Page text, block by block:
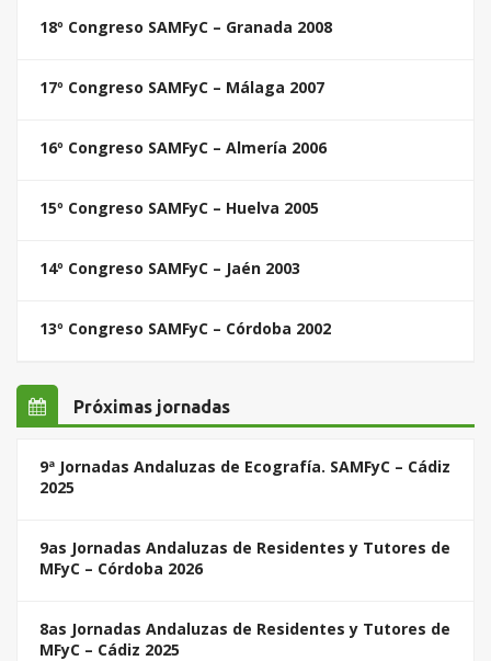
18º Congreso SAMFyC – Granada 2008
17º Congreso SAMFyC – Málaga 2007
16º Congreso SAMFyC – Almería 2006
15º Congreso SAMFyC – Huelva 2005
14º Congreso SAMFyC – Jaén 2003
13º Congreso SAMFyC – Córdoba 2002
Próximas jornadas
9ª Jornadas Andaluzas de Ecografía. SAMFyC – Cádiz
2025
9as Jornadas Andaluzas de Residentes y Tutores de
MFyC – Córdoba 2026
8as Jornadas Andaluzas de Residentes y Tutores de
MFyC – Cádiz 2025